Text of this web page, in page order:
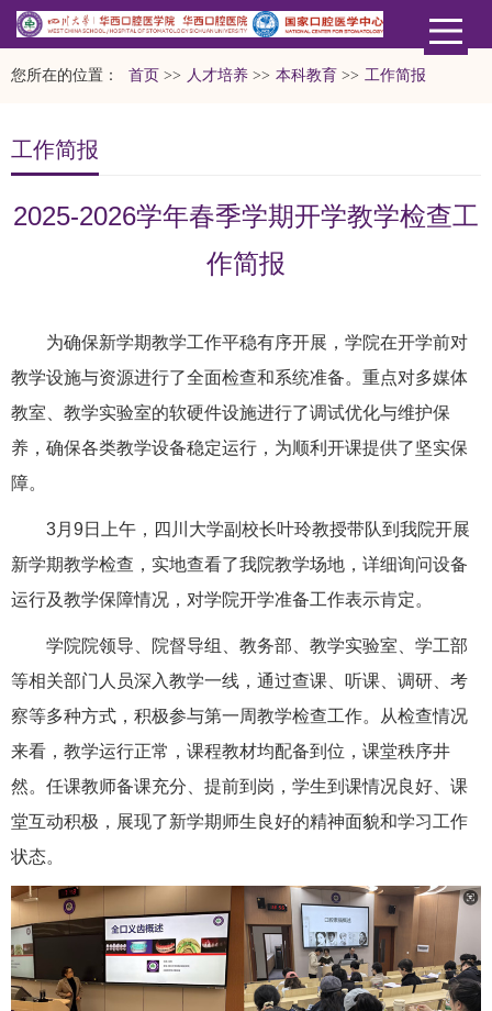
您所在的位置： 首页 >> 人才培养 >> 本科教育 >> 工作简报
工作简报
2025-2026学年春季学期开学教学检查工
作简报
为确保新学期教学工作平稳有序开展，学院在开学前对
教学设施与资源进行了全面检查和系统准备。重点对多媒体
教室、教学实验室的软硬件设施进行了调试优化与维护保
养，确保各类教学设备稳定运行，为顺利开课提供了坚实保
障。
3月9日上午，四川大学副校长叶玲教授带队到我院开展
新学期教学检查，实地查看了我院教学场地，详细询问设备
运行及教学保障情况，对学院开学准备工作表示肯定。
学院院领导、院督导组、教务部、教学实验室、学工部
等相关部门人员深入教学一线，通过查课、听课、调研、考
察等多种方式，积极参与第一周教学检查工作。从检查情况
来看，教学运行正常，课程教材均配备到位，课堂秩序井
然。任课教师备课充分、提前到岗，学生到课情况良好、课
堂互动积极，展现了新学期师生良好的精神面貌和学习工作
状态。